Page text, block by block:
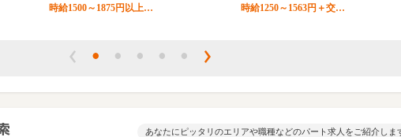
時給1500～1875円以上…
時給1250～1563円＋交…
あなたにピッタリのエリアや職種などのパート求人をご紹介しま